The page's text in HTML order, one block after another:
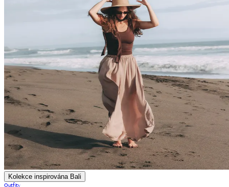
Kolekce inspirována Bali
Outfity